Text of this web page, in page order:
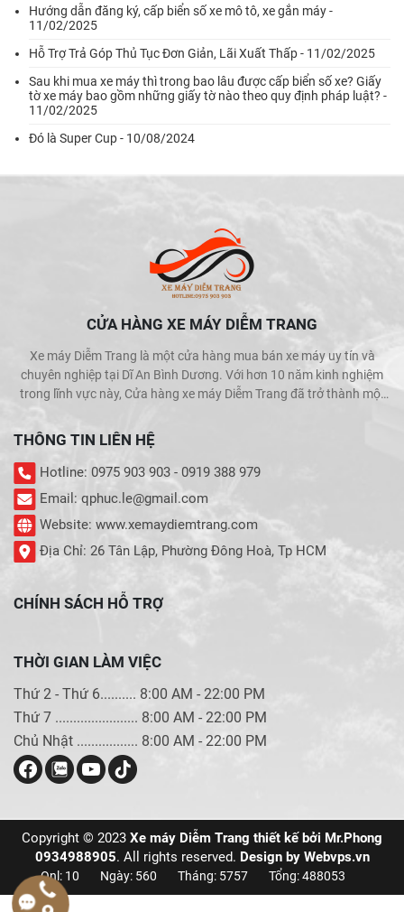
Hướng dẫn đăng ký, cấp biển số xe mô tô, xe gắn máy -
11/02/2025
Hỗ Trợ Trả Góp Thủ Tục Đơn Giản, Lãi Xuất Thấp - 11/02/2025
Sau khi mua xe máy thì trong bao lâu được cấp biển số xe? Giấy
tờ xe máy bao gồm những giấy tờ nào theo quy định pháp luật? -
11/02/2025
Đó là Super Cup - 10/08/2024
CỬA HÀNG XE MÁY DIỄM TRANG
Xe máy Diễm Trang là một cửa hàng mua bán xe máy uy tín và
chuyên nghiệp tại Dĩ An Bình Dương. Với hơn 10 năm kinh nghiệm
trong lĩnh vực này, Cửa hàng xe máy Diễm Trang đã trở thành một
khi muốn mua bán xe máy.
THÔNG TIN LIÊN HỆ
Hotline: 0975 903 903 - 0919 388 979
Email: qphuc.le@gmail.com
Website: www.xemaydiemtrang.com
Địa Chỉ: 26 Tân Lập, Phường Đông Hoà, Tp HCM
CHÍNH SÁCH HỖ TRỢ
THỜI GIAN LÀM VIỆC
Thứ 2 - Thứ 6.......... 8:00 AM - 22:00 PM
Thứ 7 ....................... 8:00 AM - 22:00 PM
Chủ Nhật ................. 8:00 AM - 22:00 PM
Copyright © 2023 Xe máy Diễm Trang thiết kế bởi Mr.Phong
0934988905. All rights reserved. Design by Webvps.vn
Onl: 10 Ngày: 560 Tháng: 5757 Tổng: 488053